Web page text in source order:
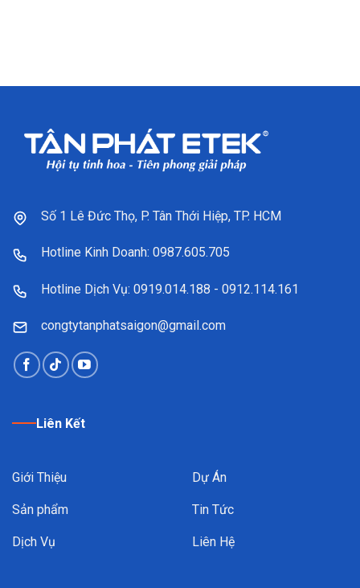
Số 1 Lê Đức Thọ, P. Tân Thới Hiệp, TP. HCM
Hotline Kinh Doanh: 0987.605.705
Hotline Dịch Vụ: 0919.014.188 - 0912.114.161
congtytanphatsaigon@gmail.com
Liên Kết
Giới Thiệu
Sản phẩm
Dịch Vụ
Dự Án
Tin Tức
Liên Hệ